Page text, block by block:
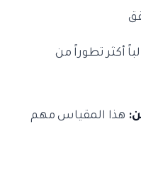
أكثر تطوراً من
هذا المقياس مهم